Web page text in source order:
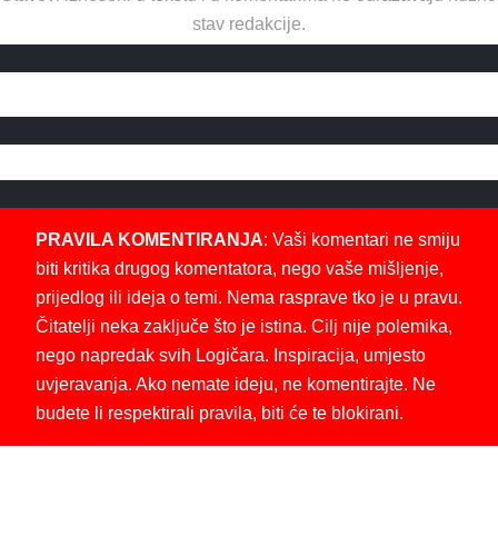
stav redakcije.
PRAVILA KOMENTIRANJA: Vaši komentari ne smiju
biti kritika drugog komentatora, nego vaše mišljenje,
prijedlog ili ideja o temi. Nema rasprave tko je u pravu.
Čitatelji neka zaključe što je istina. Cilj nije polemika,
nego napredak svih Logičara. Inspiracija, umjesto
uvjeravanja. Ako nemate ideju, ne komentirajte. Ne
budete li respektirali pravila, biti će te blokirani.